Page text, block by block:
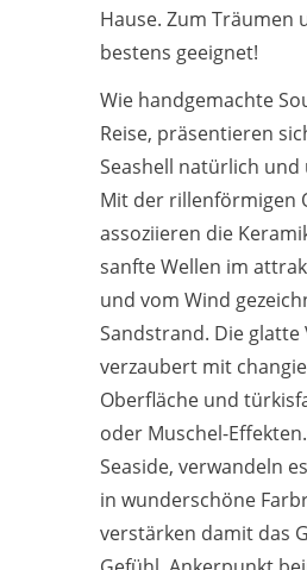
Hause. Zum Träumen
bestens geeignet!
Wie handgemachte
Reise, präsentieren
Seashell natürlich
Mit der rillenförmigen
assoziieren die
sanfte Wellen im
und vom Wind
Sandstrand. Die glatte
verzaubert mit
Oberfläche und
oder Muschel-
Seaside, verwandeln
in wunderschöne
verstärken damit das